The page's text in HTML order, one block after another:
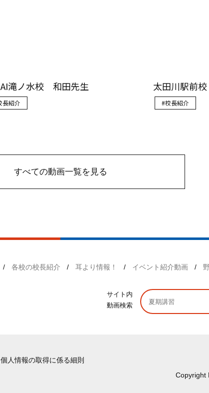
すべての動画一覧を見る
各校の校長紹介 耳より情報！ イベント紹介動画
サイト内
動画検索
個人情報の取得に係る細則
Copyright